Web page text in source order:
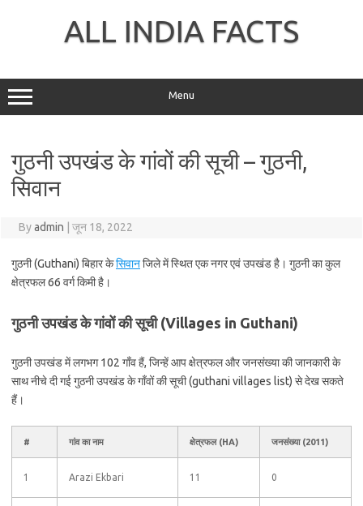
ALL INDIA FACTS
Menu
गुठनी उपखंड के गांवों की सूची – गुठनी,
सिवान
Byadmin जून 18, 2022
गुठनी (Guthani) बिहार केसिवानजिले में स्थित एक नगर एवं उपखंड है। गुठनी का कुल
क्षेत्रफल 66 वर्ग किमी है।
गुठनी उपखंड के गांवों की सूची (Villages in Guthani)
गुठनी उपखंड में लगभग 102 गाँव हैं, जिन्हें आप क्षेत्रफल और जनसंख्या की जानकारी के
साथ नीचे दी गई गुठनी उपखंड के गाँवों की सूची (guthani villages list) से देख सकते
हैं।
# गांव का नाम क्षेत्रफल (HA) जनसंख्या (2011)
1 Arazi Ekbari 11 0